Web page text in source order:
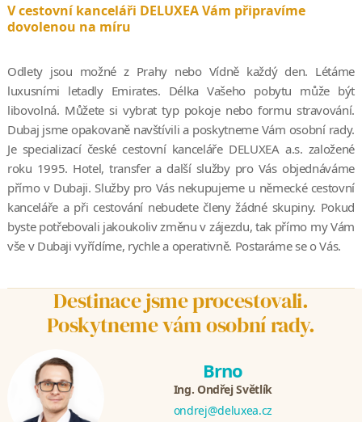
V cestovní kanceláři DELUXEA Vám připravíme
dovolenou na míru
Odlety jsou možné z Prahy nebo Vídně každý den. Létáme
luxusními letadly Emirates. Délka Vašeho pobytu může být
libovolná. Můžete si vybrat typ pokoje nebo formu stravování.
Dubaj jsme opakovaně navštívili a poskytneme Vám osobní rady.
Je specializací české cestovní kanceláře DELUXEA a.s. založené
roku 1995. Hotel, transfer a další služby pro Vás objednáváme
přímo v Dubaji. Služby pro Vás nekupujeme u německé cestovní
kanceláře a při cestování nebudete členy žádné skupiny. Pokud
byste potřebovali jakoukoliv změnu v zájezdu, tak přímo my Vám
vše v Dubaji vyřídíme, rychle a operativně. Postaráme se o Vás.
Destinace jsme procestovali.
Poskytneme vám osobní rady.
Brno
Ing. Ondřej Světlík
ondrej@deluxea.cz